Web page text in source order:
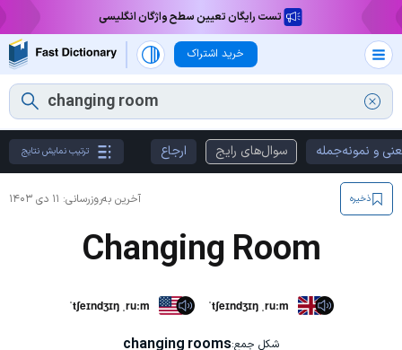
تست رایگان تعیین سطح واژگان انگلیسی
خرید اشتراک
و نمونه‌جمله سوال‌های رایج ارجاع ترتیب نمایش نتایج
آخرین به‌روزرسانی: ۱۱ دی ۱۴۰۳ ذخیره
Changing Room
ˈtʃeɪndʒɪŋ ˌruːm ˈtʃeɪndʒɪŋ ˌruːm
شکل جمع:changing rooms